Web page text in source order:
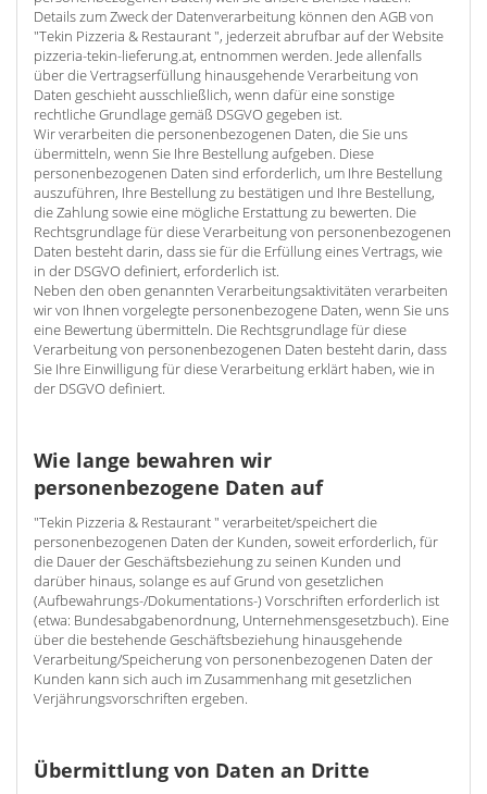
Details zum Zweck der Datenverarbeitung können den AGB von
"Tekin Pizzeria & Restaurant ", jederzeit abrufbar auf der Website
pizzeria-tekin-lieferung.at, entnommen werden. Jede allenfalls
über die Vertragserfüllung hinausgehende Verarbeitung von
Daten geschieht ausschließlich, wenn dafür eine sonstige
rechtliche Grundlage gemäß DSGVO gegeben ist.
Wir verarbeiten die personenbezogenen Daten, die Sie uns
übermitteln, wenn Sie Ihre Bestellung aufgeben. Diese
personenbezogenen Daten sind erforderlich, um Ihre Bestellung
auszuführen, Ihre Bestellung zu bestätigen und Ihre Bestellung,
die Zahlung sowie eine mögliche Erstattung zu bewerten. Die
Rechtsgrundlage für diese Verarbeitung von personenbezogenen
Daten besteht darin, dass sie für die Erfüllung eines Vertrags, wie
in der DSGVO definiert, erforderlich ist.
Neben den oben genannten Verarbeitungsaktivitäten verarbeiten
wir von Ihnen vorgelegte personenbezogene Daten, wenn Sie uns
eine Bewertung übermitteln. Die Rechtsgrundlage für diese
Verarbeitung von personenbezogenen Daten besteht darin, dass
Sie Ihre Einwilligung für diese Verarbeitung erklärt haben, wie in
der DSGVO definiert.
Wie lange bewahren wir
personenbezogene Daten auf
"Tekin Pizzeria & Restaurant " verarbeitet/speichert die
personenbezogenen Daten der Kunden, soweit erforderlich, für
die Dauer der Geschäftsbeziehung zu seinen Kunden und
darüber hinaus, solange es auf Grund von gesetzlichen
(Aufbewahrungs-/Dokumentations-) Vorschriften erforderlich ist
(etwa: Bundesabgabenordnung, Unternehmensgesetzbuch). Eine
über die bestehende Geschäftsbeziehung hinausgehende
Verarbeitung/Speicherung von personenbezogenen Daten der
Kunden kann sich auch im Zusammenhang mit gesetzlichen
Verjährungsvorschriften ergeben.
Übermittlung von Daten an Dritte